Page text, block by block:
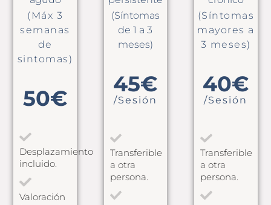
(Máx 3
semanas
de
sintomas)
50€
Desplazamiento
incluido.
Valoración
(Síntomas
de 1 a 3
meses)
45€
/Sesión
Transferible
a otra
persona.
(Síntomas
mayores a
3 meses)
40€
/Sesión
Transferible
a otra
persona.